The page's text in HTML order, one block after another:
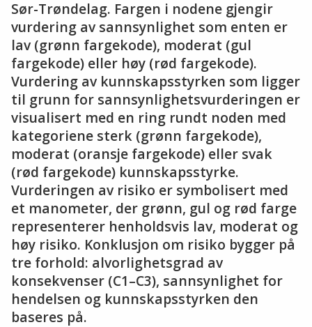
Sør-Trøndelag. Fargen i nodene gjengir
vurdering av sannsynlighet som enten er
lav (grønn fargekode), moderat (gul
fargekode) eller høy (rød fargekode).
Vurdering av kunnskapsstyrken som ligger
til grunn for sannsynlighetsvurderingen er
visualisert med en ring rundt noden med
kategoriene sterk (grønn fargekode),
moderat (oransje fargekode) eller svak
(rød fargekode) kunnskapsstyrke.
Vurderingen av risiko er symbolisert med
et manometer, der grønn, gul og rød farge
representerer henholdsvis lav, moderat og
høy risiko. Konklusjon om risiko bygger på
tre forhold: alvorlighetsgrad av
konsekvenser (C1–C3), sannsynlighet for
hendelsen og kunnskapsstyrken den
baseres på.